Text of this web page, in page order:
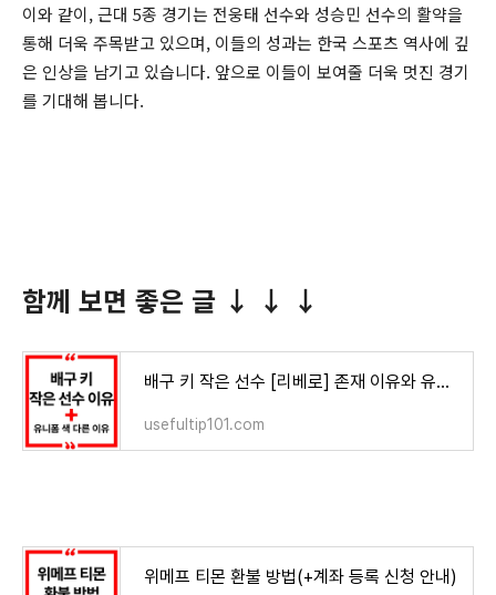
이와 같이, 근대 5종 경기는 전웅태 선수와 성승민 선수의 활약을
통해 더욱 주목받고 있으며, 이들의 성과는 한국 스포츠 역사에 깊
은 인상을 남기고 있습니다. 앞으로 이들이 보여줄 더욱 멋진 경기
를 기대해 봅니다.
함께 보면 좋은 글 ↓ ↓ ↓
배구 키 작은 선수 [리베로] 존재 이유와 유니폼 색 다른 이유
usefultip101.com
위메프 티몬 환불 방법(+계좌 등록 신청 안내)